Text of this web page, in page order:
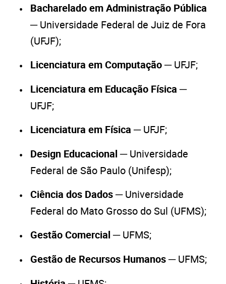
Bacharelado em Administração Pública
─ Universidade Federal de Juiz de Fora
(UFJF);
Licenciatura em Computação─ UFJF;
Licenciatura em Educação Física─
UFJF;
Licenciatura em Física─ UFJF;
Design Educacional─ Universidade
Federal de São Paulo (Unifesp);
Ciência dos Dados─ Universidade
Federal do Mato Grosso do Sul (UFMS);
Gestão Comercial─ UFMS;
Gestão de Recursos Humanos─ UFMS;